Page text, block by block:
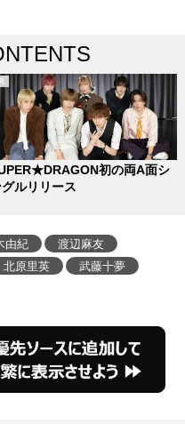
初の両A面シ
グルリリース
由紀
渡辺麻友
北原里英
武藤十夢